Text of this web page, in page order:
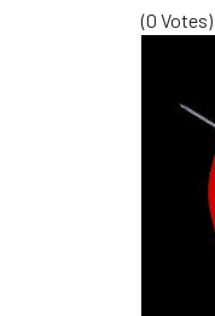
(0 Votes)